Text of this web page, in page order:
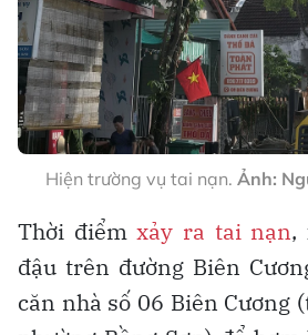
Hiện trường vụ tai nạn. Ảnh:
Thời điểmxảy ra tai nạn,
đậu trên đường Biên
căn nhà số 06 Biên Cương